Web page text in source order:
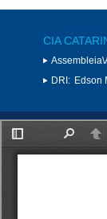
CIA
DRI: Edson